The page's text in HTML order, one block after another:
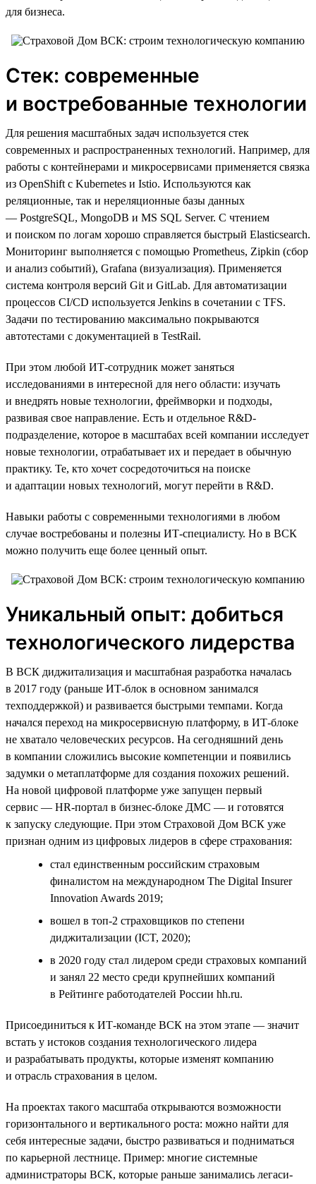
для бизнеса.
Стек: современные
и востребованные технологии
Для решения масштабных задач используется стек
современных и распространенных технологий. Например, для
работы с контейнерами и микросервисами применяется связка
из OpenShift с Kubernetes и Istio. Используются как
реляционные, так и нереляционные базы данных
— PostgreSQL, MongoDB и MS SQL Server. С чтением
и поиском по логам хорошо справляется быстрый Elasticsearch.
Мониторинг выполняется с помощью Prometheus, Zipkin (сбор
и анализ событий), Grafana (визуализация). Применяется
система контроля версий Git и GitLab. Для автоматизации
процессов CI/CD используется Jenkins в сочетании с TFS.
Задачи по тестированию максимально покрываются
автотестами с документацией в TestRail.
При этом любой ИТ-сотрудник может заняться
исследованиями в интересной для него области: изучать
и внедрять новые технологии, фреймворки и подходы,
развивая свое направление. Есть и отдельное R&D-
подразделение, которое в масштабах всей компании исследует
новые технологии, отрабатывает их и передает в обычную
практику. Те, кто хочет сосредоточиться на поиске
и адаптации новых технологий, могут перейти в R&D.
Навыки работы с современными технологиями в любом
случае востребованы и полезны ИТ-специалисту. Но в ВСК
можно получить еще более ценный опыт.
Уникальный опыт: добиться
технологического лидерства
В ВСК диджитализация и масштабная разработка началась
в 2017 году (раньше ИТ-блок в основном занимался
техподдержкой) и развивается быстрыми темпами. Когда
начался переход на микросервисную платформу, в ИТ-блоке
не хватало человеческих ресурсов. На сегодняшний день
в компании сложились высокие компетенции и появились
задумки о метаплатформе для создания похожих решений.
На новой цифровой платформе уже запущен первый
сервис — HR-портал в бизнес-блоке ДМС — и готовятся
к запуску следующие. При этом Страховой Дом ВСК уже
признан одним из цифровых лидеров в сфере страхования:
стал единственным российским страховым
финалистом на международном The Digital Insurer
Innovation Awards 2019;
вошел в топ-2 страховщиков по степени
диджитализации (ICT, 2020);
в 2020 году стал лидером среди страховых компаний
и занял 22 место среди крупнейших компаний
в Рейтинге работодателей России hh.ru.
Присоединиться к ИТ-команде ВСК на этом этапе — значит
встать у истоков создания технологического лидера
и разрабатывать продукты, которые изменят компанию
и отрасль страхования в целом.
На проектах такого масштаба открываются возможности
горизонтального и вертикального роста: можно найти для
себя интересные задачи, быстро развиваться и подниматься
по карьерной лестнице. Пример: многие системные
администраторы ВСК, которые раньше занимались легаси-